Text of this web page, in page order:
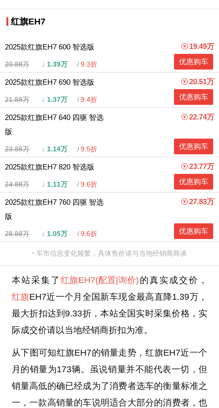
红旗EH7
2025款红旗EH7 600 智选版
20.88万 ↓ 1.39万 9.3折
19.49万
优惠购车
2025款红旗EH7 690 智选版
21.88万 ↓ 1.37万 9.4折
20.51万
优惠购车
2025款红旗EH7 640 四驱 智选
版
23.88万 ↓ 1.14万 9.5折
22.74万
优惠购车
2025款红旗EH7 820 智选版
24.88万 ↓ 1.11万 9.6折
23.77万
优惠购车
2025款红旗EH7 760 四驱 智选
版
28.88万 ↓ 1.05万 9.6折
27.83万
优惠购车
车市信息变化频繁，具体售价请与当地经销商商谈
本站采集了 红旗EH7(配置 |询价) 的真实成交价，
红旗EH7近一个月全国新车现金最高直降1.39万，
最大折扣达到9.33折，本站全国实时采集价格，实
际成交价请以当地经销商折扣为准。
从下图可知红旗EH7的销量走势，红旗EH7近一个
月的销量为173辆。虽说销量并不能代表一切，但
销量高低的确已经成为了消费者选车的衡量标准之
一，一款高销量的车说明适合大部分的消费者，也